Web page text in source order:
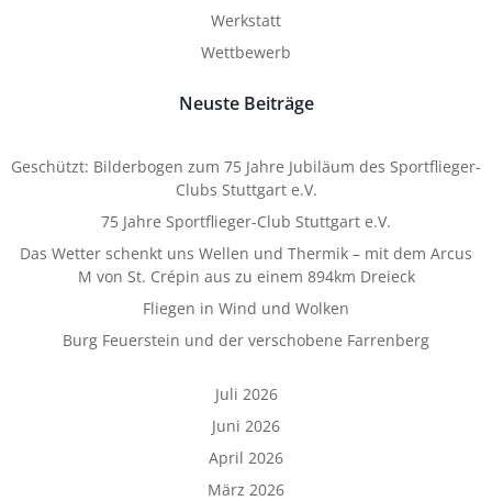
Werkstatt
Wettbewerb
Neuste Beiträge
Geschützt: Bilderbogen zum 75 Jahre Jubiläum des Sportflieger-
Clubs Stuttgart e.V.
75 Jahre Sportflieger-Club Stuttgart e.V.
Das Wetter schenkt uns Wellen und Thermik – mit dem Arcus
M von St. Crépin aus zu einem 894km Dreieck
Fliegen in Wind und Wolken
Burg Feuerstein und der verschobene Farrenberg
Juli 2026
Juni 2026
April 2026
März 2026